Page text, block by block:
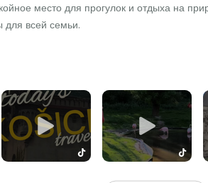
место для прогулок и отдыха на
для всей семьи.